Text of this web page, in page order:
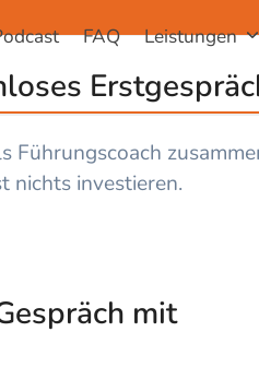
FAQ Leistungen
Führungscoach
nichts investieren.
mit